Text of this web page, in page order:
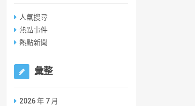
人氣搜尋
熱點事件
熱點新聞
彙整
2026 年 7 月